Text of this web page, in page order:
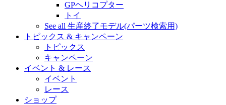
GPヘリコプター
トイ
See all 生産終了モデル(パーツ検索用)
トピックス & キャンペーン
トピックス
キャンペーン
イベント & レース
イベント
レース
ショップ